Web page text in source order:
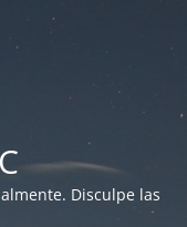
Disculpe las